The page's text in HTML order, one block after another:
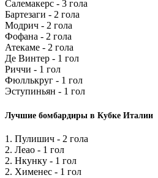
Салемакерс - 3 гола
Бартезаги - 2 гола
Модрич - 2 гола
Фофана - 2 гола
Атекаме - 2 гола
Де Винтер - 1 гол
Риччи - 1 гол
Фюллькруг - 1 гол
Эступиньян - 1 гол
Лучшие бомбардиры в Кубке Италии
1. Пулишич - 2 гола
2. Леао - 1 гол
2. Нкунку - 1 гол
2. Хименес - 1 гол